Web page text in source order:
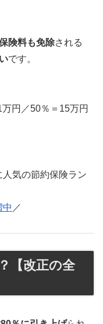
険料も免除される
です。
円／50％＝15万円
気の節約保険ラン
中 ／
【改正の全